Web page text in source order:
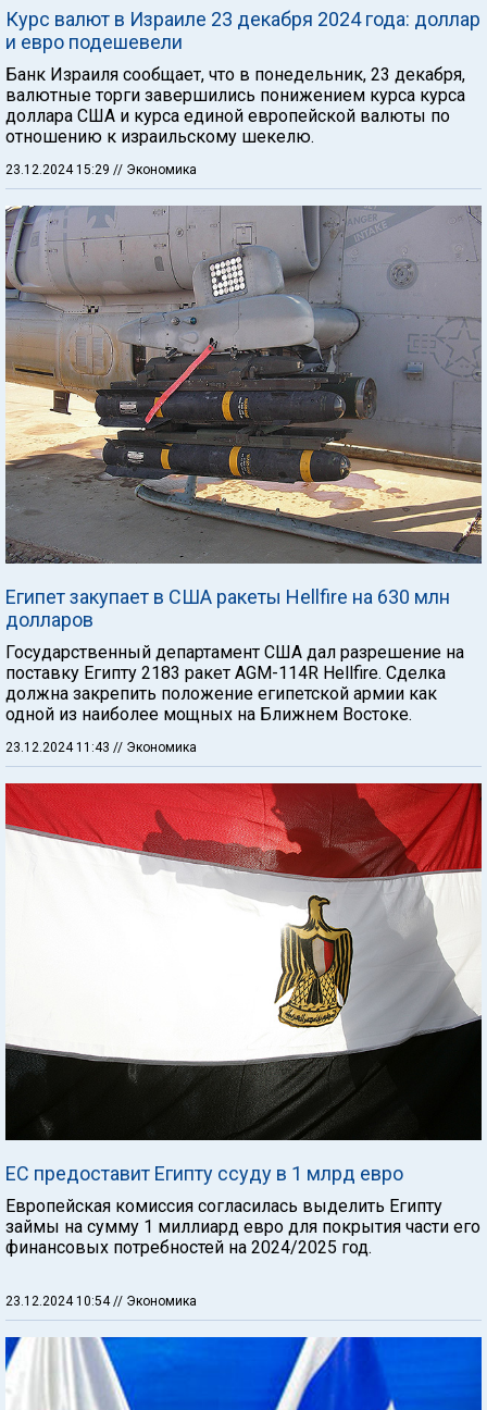
Курс валют в Израиле 23 декабря 2024 года: доллар
и евро подешевели
Банк Израиля сообщает, что в понедельник, 23 декабря,
валютные торги завершились понижением курса курса
доллара США и курса единой европейской валюты по
отношению к израильскому шекелю.
23.12.2024 15:29 // Экономика
Египет закупает в США ракеты Hellfire на 630 млн
долларов
Государственный департамент США дал разрешение на
поставку Египту 2183 ракет AGM-114R Hellfire. Сделка
должна закрепить положение египетской армии как
одной из наиболее мощных на Ближнем Востоке.
23.12.2024 11:43 // Экономика
ЕС предоставит Египту ссуду в 1 млрд евро
Европейская комиссия согласилась выделить Египту
займы на сумму 1 миллиард евро для покрытия части его
финансовых потребностей на 2024/2025 год.
23.12.2024 10:54// Экономика